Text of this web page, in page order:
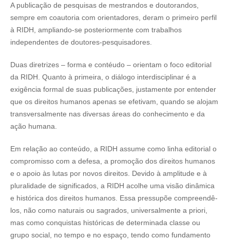
A publicação de pesquisas de mestrandos e doutorandos,
sempre em coautoria com orientadores, deram o primeiro perfil
à RIDH, ampliando-se posteriormente com trabalhos
independentes de doutores-pesquisadores.
Duas diretrizes – forma e contéudo – orientam o foco editorial
da RIDH. Quanto à primeira, o diálogo interdisciplinar é a
exigência formal de suas publicações, justamente por entender
que os direitos humanos apenas se efetivam, quando se alojam
transversalmente nas diversas áreas do conhecimento e da
ação humana.
Em relação ao conteúdo, a RIDH assume como linha editorial o
compromisso com a defesa, a promoção dos direitos humanos
e o apoio às lutas por novos direitos. Devido à amplitude e à
pluralidade de significados, a RIDH acolhe uma visão dinâmica
e histórica dos direitos humanos. Essa pressupõe compreendê-
los, não como naturais ou sagrados, universalmente a priori,
mas como conquistas históricas de determinada classe ou
grupo social, no tempo e no espaço, tendo como fundamento